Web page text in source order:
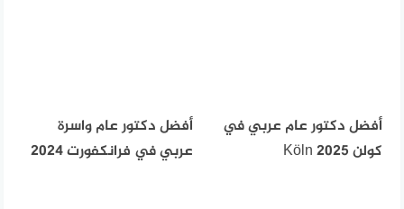
أفضل دكتور عام عربي في
كولن Köln 2025
أفضل دكتور عام واسرة
عربي في فرانكفورت 2024